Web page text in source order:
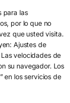
para las
por lo que no
que usted visita.
Ajustes de
velocidades de
su navegador. Los
en los servicios de